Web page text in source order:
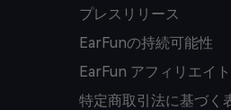
プレスリリース
EarFunの持続可能性
EarFun アフィリエイト
特定商取引法に基づく